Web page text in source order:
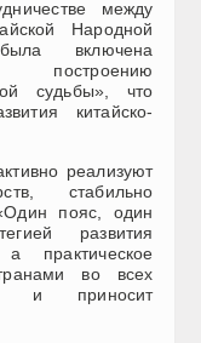
между
Народной
включена
построению
судьбы», что
китайско-
реализуют
стабильно
пояс, один
развития
практическое
во всех
и приносит